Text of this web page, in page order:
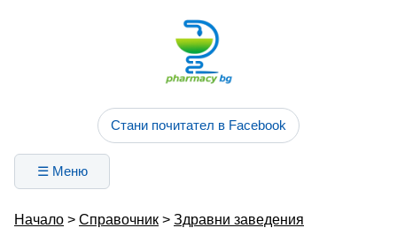
Стани почитател в Facebook
☰ Меню
Начало > Справочник > Здравни заведения